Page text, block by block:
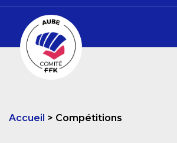
Accueil Compétitions